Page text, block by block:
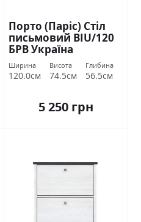
Порто (Паріс) Стіл
письмовий BIU/120
БРВ Україна
Ширина
120.0см
Висота
74.5см
Глибина
56.5см
5 250 грн